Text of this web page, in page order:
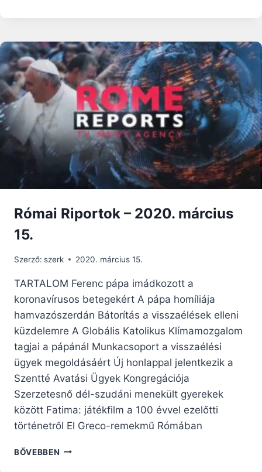
ÁPRILIS
7.
Római Riportok – 2020. március
15.
Szerző: szerk 2020. március 15.
TARTALOM Ferenc pápa imádkozott a
koronavírusos betegekért A pápa homíliája
hamvazószerdán Bátorítás a visszaélések elleni
küzdelemre A Globális Katolikus Klímamozgalom
tagjai a pápánál Munkacsoport a visszaélési
ügyek megoldásáért Új honlappal jelentkezik a
Szentté Avatási Ügyek Kongregációja
Szerzetesnő dél-szudáni menekült gyerekek
között Fatima: játékfilm a 100 évvel ezelőtti
történetről El Greco-remekmű Rómában
BŐVEBBEN RÓMAI